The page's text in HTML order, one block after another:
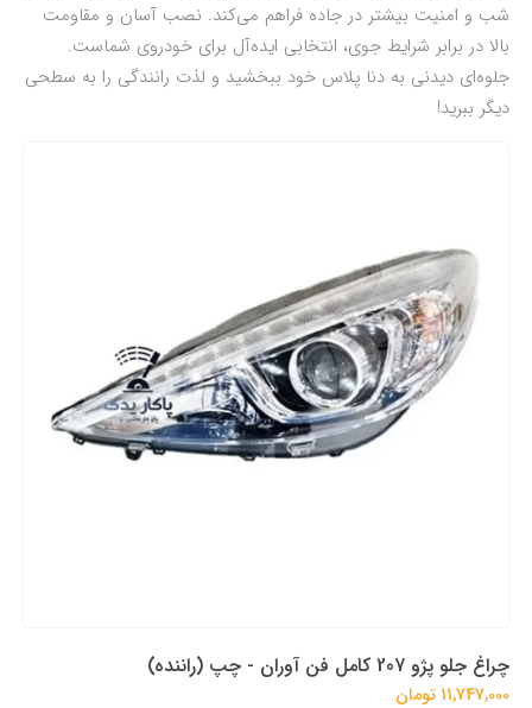
شب و امنیت بیشتر در جاده فراهم می‌کند. نصب آسان و مقاومت
بالا در برابر شرایط جوی، انتخابی ایده‌آل برای خودروی شماست.
جلوه‌ای دیدنی به دنا پلاس خود ببخشید و لذت رانندگی را به سطحی
دیگر ببرید!
چراغ جلو پژو 207 کامل فن آوران - چپ (راننده)
11,747,000 تومان